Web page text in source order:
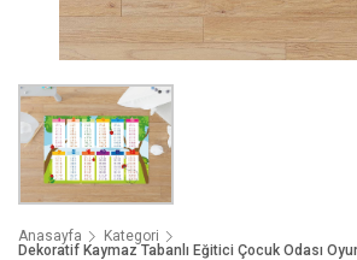
Anasayfa
Kategori
Dekoratif Kaymaz Tabanlı Eğitici Çocuk Odası